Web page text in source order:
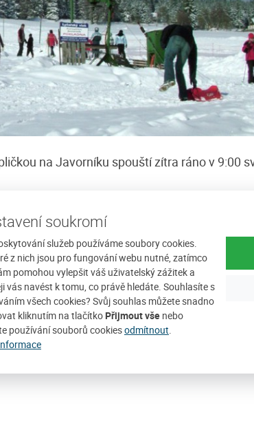
soukromí
služeb používáme soubory cookies.
z nich jsou pro fungování webu nutné, zatímco
pomohou vylepšit váš uživatelský zážitek a
vás navést k tomu, co právě hledáte. Souhlasíte s
všech cookies? Svůj souhlas můžete snadno
kliknutím na tlačítko Přijmout vše nebo
používání souborů cookiesodmítnout.
na Javorníku spouští zítra ráno v 9:00
jeho spuštění Vás budeme včas informovat.
těší na Vaši návštěvu!
národního
více
Ubytování u Kašperů
krásném prostředí Šumavy. Ubytování
Cena: 350 Kč za osobu / noc